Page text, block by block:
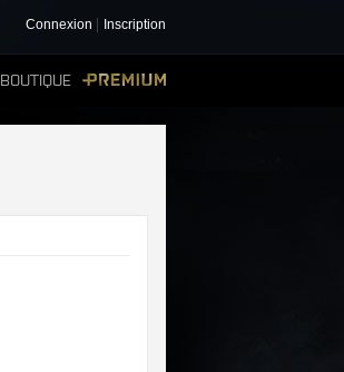
Connexion Inscription
BOUTIQUE